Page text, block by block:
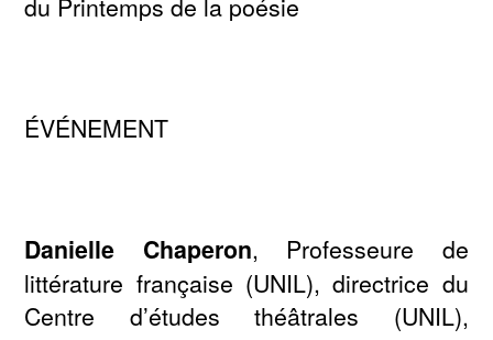
ÉVÉNEMENT
Danielle Chaperon, Professeure de
littérature française (UNIL), directrice du
Centre d’études théâtrales (UNIL),